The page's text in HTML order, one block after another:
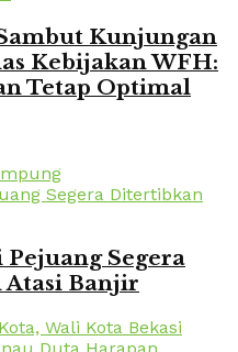
Kunjungan
Kebijakan WFH:
Tetap Optimal
Segera
Banjir